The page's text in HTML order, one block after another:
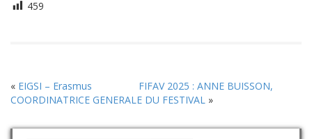
459
« EIGSI – Erasmus
FIFAV 2025 : ANNE BUISSON,
COORDINATRICE GENERALE DU FESTIVAL »